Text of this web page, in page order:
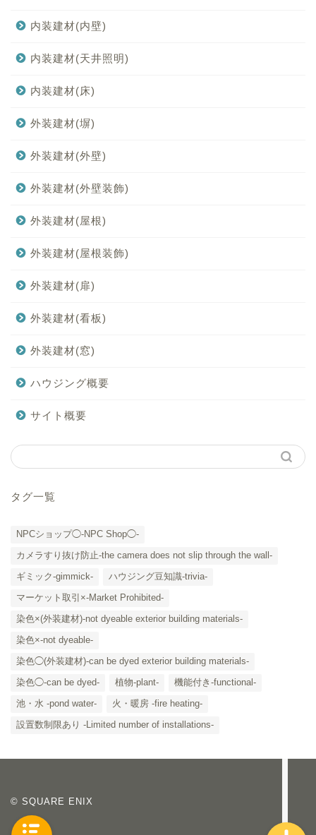
内装建材(内壁)
内装建材(天井照明)
内装建材(床)
外装建材(塀)
外装建材(外壁)
外装建材(外壁装飾)
外装建材(屋根)
外装建材(屋根装飾)
外装建材(扉)
外装建材(看板)
外装建材(窓)
ハウジング概要
サイト概要
タグ一覧
NPCショップ◯-NPC Shop◯-
カメラすり抜け防止-the camera does not slip through the wall-
ギミック-gimmick-
ハウジング豆知識-trivia-
マーケット取引×-Market Prohibited-
染色×(外装建材)-not dyeable exterior building materials-
染色×-not dyeable-
染色◯(外装建材)-can be dyed exterior building materials-
染色◯-can be dyed-
植物-plant-
機能付き-functional-
池・水 -pond water-
火・暖房 -fire heating-
設置数制限あり -Limited number of installations-
© SQUARE ENIX
Category List-
HOUSING COLLECTIONと
ご要望はコチラから